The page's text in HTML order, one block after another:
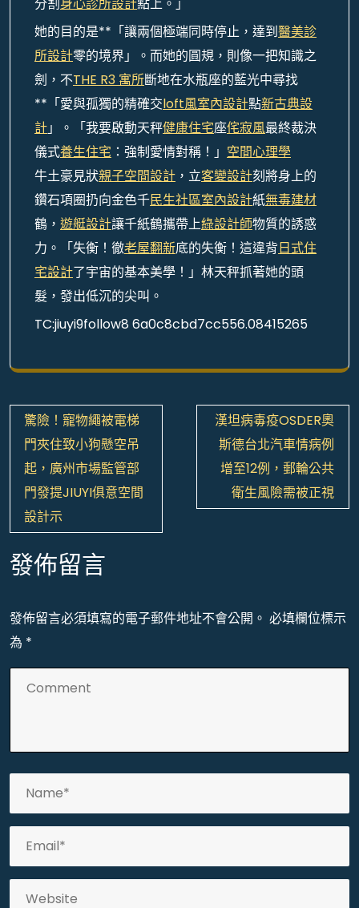
她的目的是**「讓兩個極端同時停止，達到醫美診
所設計零的境界」。而她的圓規，則像一把知識之
劍，不THE R3 寓所斷地在水瓶座的藍光中尋找
**「愛與孤獨的精確交loft風室內設計點新古典設
計」。「我要啟動天秤健康住宅座侘寂風最終裁決
儀式養生住宅 ：強制愛情對稱！」 空間心理學
牛土豪見狀親子空間設計 ，立客變設計刻將身上的
鑽石項圈扔向金色千民生社區室內設計紙無毒建材
鶴， 遊艇設計讓千紙鶴攜帶上綠設計師物質的誘惑
力。「失衡！徹老屋翻新底的失衡！這違背日式住
宅設計了宇宙的基本美學！」林天秤抓著她的頭
髮，發出低沉的尖叫。
TC:jiuyi9follow8 6a0c8cbd7cc556.08415265
文
章
導
覽
驚險！寵物繩被電梯
門夾住致小狗懸空吊
起，廣州市場監管部
門發提JIUYI俱意空間
設計示
漢坦病毒疫OSDER奧
斯德台北汽車情病例
增至12例，郵輪公共
衛生風險需被正視
發佈留言
發佈留言必須填寫的電子郵件地址不會公開。 必填欄位標示
為 *